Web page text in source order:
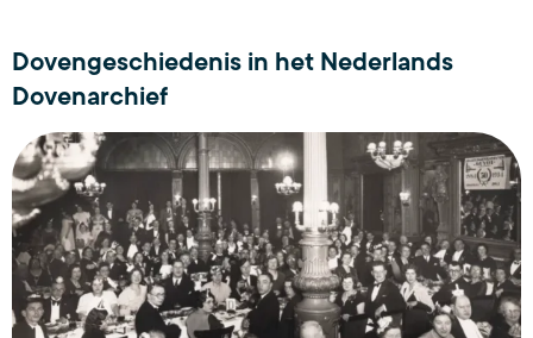
Dovengeschiedenis in het Nederlands
Dovenarchief